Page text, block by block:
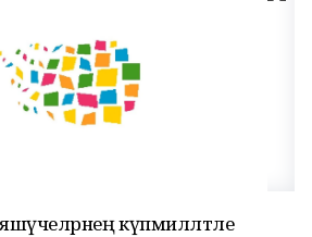
күпмилләтле